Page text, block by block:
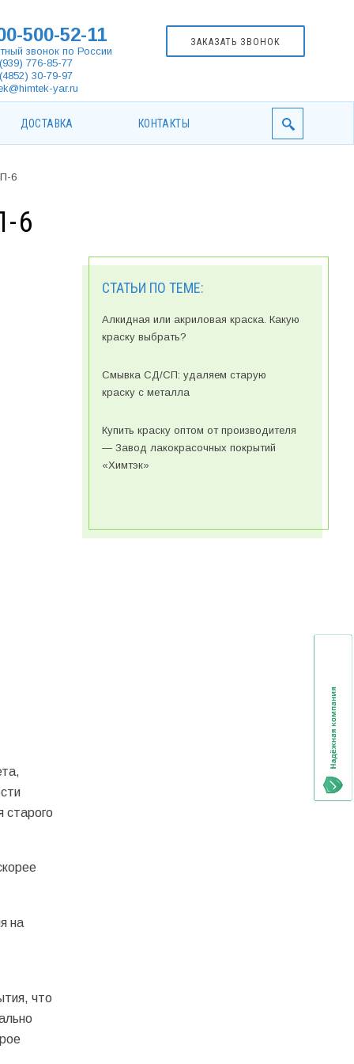
500-52-11
звонок по России
776-85-77
30-79-97
yar.ru
ЗАКАЗАТЬ ЗВОНОК
ДОСТАВКА КОНТАКТЫ
6
6
старого
на
что
СТАТЬИ ПО ТЕМЕ:
Алкидная или акриловая краска. Какую
краску выбрать?
Смывка СД/СП: удаляем старую
краску с металла
Купить краску оптом от производителя
— Завод лакокрасочных покрытий
«Химтэк»